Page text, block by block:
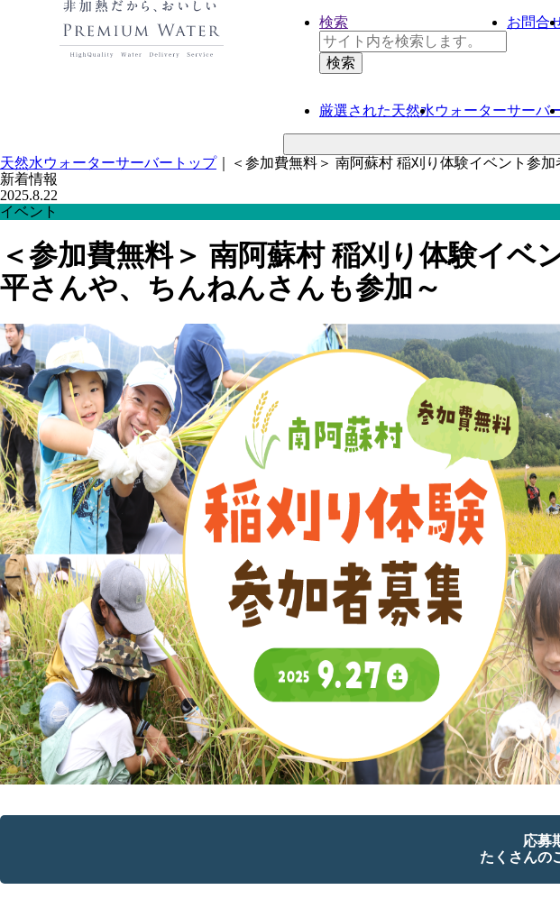
厳選された天然水ウォーターサーバ
検索 お問合
天然水ウォーターサーバートップ｜
＜参加費無料＞ 南阿蘇村 稲刈り体験イベント参
新着情報
2025.8.22
イベント
＜参加費無料＞ 南阿蘇村 稲刈り体験イ
平さんや、ちんねんさんも参加～
応募
たくさんの